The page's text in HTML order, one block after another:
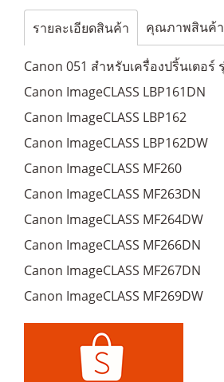
รายละเอียดสินค้า คุณภาพสินค้า
Canon 051 สำหรับเครื่องปริ้นเตอร์
Canon ImageCLASS LBP161DN
Canon ImageCLASS LBP162
Canon ImageCLASS LBP162DW
Canon ImageCLASS MF260
Canon ImageCLASS MF263DN
Canon ImageCLASS MF264DW
Canon ImageCLASS MF266DN
Canon ImageCLASS MF267DN
Canon ImageCLASS MF269DW